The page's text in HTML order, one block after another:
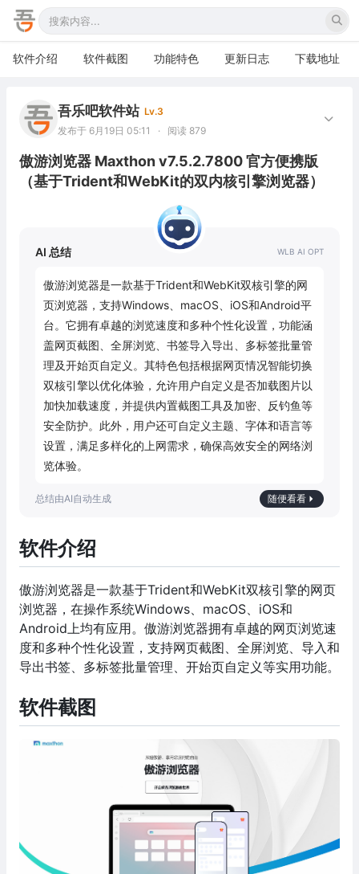
软件介绍 软件截图 功能特色 更新日志 下载地址
吾乐吧软件站 Lv.3
发布于 6月19日 05:11
· 阅读 879
傲游浏览器 Maxthon v7.5.2.7800 官方便携版
（基于Trident和WebKit的双内核引擎浏览器）
AI 总结
傲游浏览器是一款基于Trident和WebKit双核引擎的网
页浏览器，支持Windows、macOS、iOS和Android平
台。它拥有卓越的浏览速度和多种个性化设置，功能涵
盖网页截图、全屏浏览、书签导入导出、多标签批量管
理及开始页自定义。其特色包括根据网页情况智能切换
双核引擎以优化体验，允许用户自定义是否加载图片以
加快加载速度，并提供内置截图工具及加密、反钓鱼等
安全防护。此外，用户还可自定义主题、字体和语言等
设置，满足多样化的上网需求，确保高效安全的网络浏
览体验。
随便看看
软件介绍
傲游浏览器是一款基于Trident和WebKit双核引擎的网页
浏览器，在操作系统Windows、macOS、iOS和
Android上均有应用。傲游浏览器拥有卓越的网页浏览速
度和多种个性化设置，支持网页截图、全屏浏览、导入和
导出书签、多标签批量管理、开始页自定义等实用功能。
软件截图